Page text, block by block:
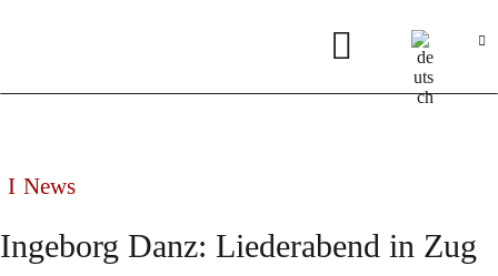
News
Ingeborg Danz: Liederabend in Zug